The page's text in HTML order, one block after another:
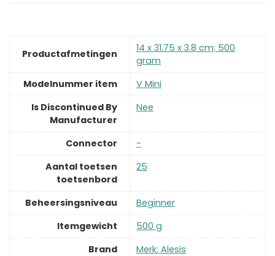
Productafmetingen
‎14 x 31.75 x 3.8 cm; 500
gram
Modelnummer item
‎V Mini
Is Discontinued By
Manufacturer
‎Nee
Connector
‎-
Aantal toetsen
toetsenbord
‎25
Beheersingsniveau
‎Beginner
Itemgewicht
‎500 g
Brand
Merk: Alesis